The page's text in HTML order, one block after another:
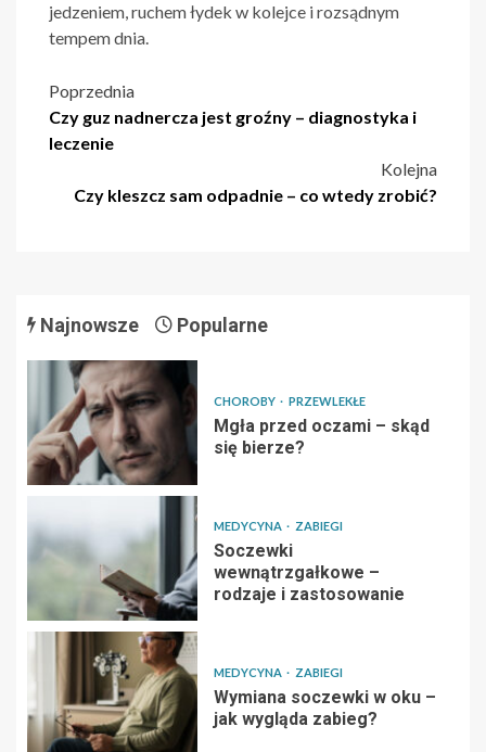
jedzeniem, ruchem łydek w kolejce i rozsądnym
tempem dnia.
Nawigacja
wpisu
Poprzednia
Czy guz nadnercza jest groźny – diagnostyka i
leczenie
Kolejna
Czy kleszcz sam odpadnie – co wtedy zrobić?
Najnowsze Popularne
CHOROBY PRZEWLEKŁE
Mgła przed oczami – skąd
się bierze?
MEDYCYNA ZABIEGI
Soczewki
wewnątrzgałkowe –
rodzaje i zastosowanie
MEDYCYNA ZABIEGI
Wymiana soczewki w oku –
jak wygląda zabieg?